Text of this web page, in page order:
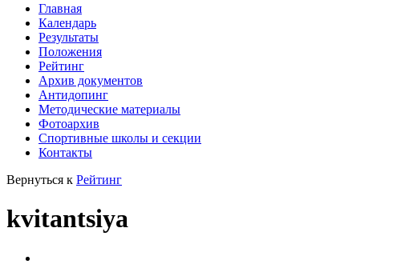
Главная
Календарь
Результаты
Положения
Рейтинг
Архив документов
Антидопинг
Методические материалы
Фотоархив
Спортивные школы и секции
Контакты
Вернуться к Рейтинг
kvitantsiya